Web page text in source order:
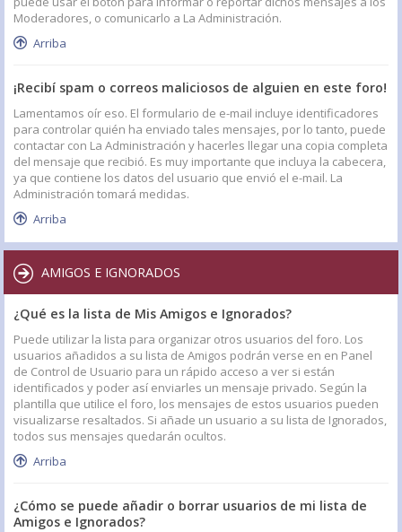
Moderadores, o comunicarlo a La Administración.
Arriba
¡Recibí spam o correos maliciosos de alguien en este foro!
Lamentamos oír eso. El formulario de e-mail incluye identificadores
para controlar quién ha enviado tales mensajes, por lo tanto, puede
contactar con La Administración y hacerles llegar una copia completa
del mensaje que recibió. Es muy importante que incluya la cabecera,
ya que contiene los datos del usuario que envió el e-mail. La
Administración tomará medidas.
Arriba
AMIGOS E IGNORADOS
¿Qué es la lista de Mis Amigos e Ignorados?
Puede utilizar la lista para organizar otros usuarios del foro. Los
usuarios añadidos a su lista de Amigos podrán verse en en Panel
de Control de Usuario para un rápido acceso a ver si están
identificados y poder así enviarles un mensaje privado. Según la
plantilla que utilice el foro, los mensajes de estos usuarios pueden
visualizarse resaltados. Si añade un usuario a su lista de Ignorados,
todos sus mensajes quedarán ocultos.
Arriba
¿Cómo se puede añadir o borrar usuarios de mi lista de
Amigos e Ignorados?